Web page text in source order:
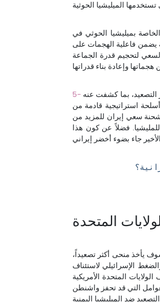
بميليشيا الحوثي في
يضمن فاعلية الهجمات على
لتحجيم قدرة الجماعة
التصعيد، بما كشفت عنه
من أنها "ضبطت في 27 يونيو 2025، أكبر شحنة أسلحة استراتيجية قادمة من
وصل إلى 750 طناً. ويعكس حجم الشحنة سعي إيران للمزيد من
فضلاً عن كون هذا
المتحدة
يأخذ منحى أكثر تصعيداً،
الإسرائيلي لاستئناف
المتحدة الأمريكية
التي قد تحفز واشنطن